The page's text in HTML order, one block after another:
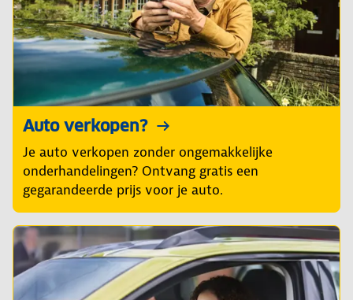
Auto verkopen?
Je auto verkopen zonder ongemakkelijke
onderhandelingen? Ontvang gratis een
gegarandeerde prijs voor je auto.